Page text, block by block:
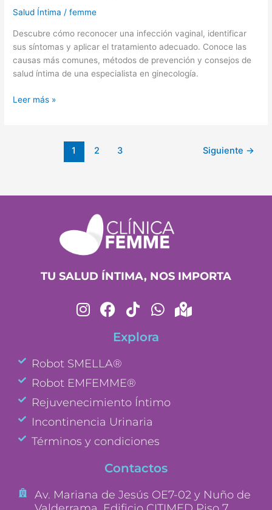
Salud Íntima /femme
Descubre cómo reconocer una infección vaginal, identificar
sus síntomas y aplicar el tratamiento adecuado. Conoce las
causas más comunes, métodos de prevención y consejos de
salud íntima de una especialista en ginecología.
Leer más »
1 2 3 Siguiente →
TU SALUD ÍNTIMA, NOS IMPORTA
Explora
Robot SMELLA®
Robot EMFEMME®
Rejuvenecimiento Íntimo
Incontinencia Urinaria
Términos y condiciones
Contactos
Av. Mariana de Jesús OE7-02 y Nuño de